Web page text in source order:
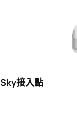
Sky接入點